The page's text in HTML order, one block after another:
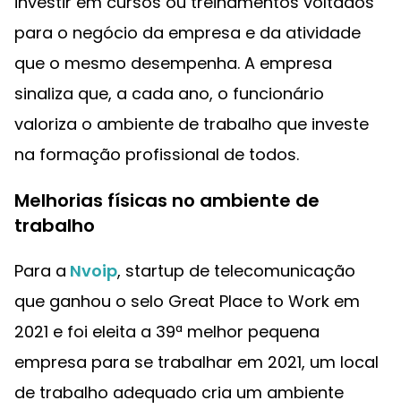
para o negócio da empresa e da atividade
que o mesmo desempenha. A empresa
sinaliza que, a cada ano, o funcionário
valoriza o ambiente de trabalho que investe
na formação profissional de todos.
Melhorias físicas no ambiente de
trabalho
Para a Nvoip, startup de telecomunicação
que ganhou o selo Great Place to Work em
2021 e foi eleita a 39ª melhor pequena
empresa para se trabalhar em 2021, um local
de trabalho adequado cria um ambiente